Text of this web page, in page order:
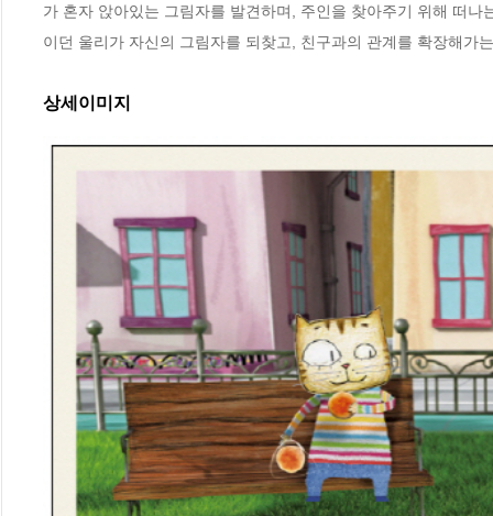
가 혼자 앉아있는 그림자를 발견하며, 주인을 찾아주기 위해 떠
이던 울리가 자신의 그림자를 되찾고, 친구과의 관계를 확장해가
상세이미지